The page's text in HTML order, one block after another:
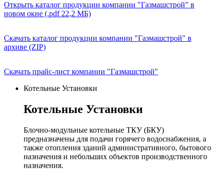
Открыть каталог продукции компании "Газмашстрой" в
новом окне (.pdf 22,2 МБ)
Скачать каталог продукции компании "Газмашстрой" в
архиве (ZIP)
Скачать прайс-лист компании "Газмашстрой"
Котельные Установки
Котельные Установки
Блочно-модульные котельные ТКУ (БКУ)
предназначены для подачи горячего водоснабжения, а
также отопления зданий административного, бытового
назначения и небольших объектов производственного
назначения.